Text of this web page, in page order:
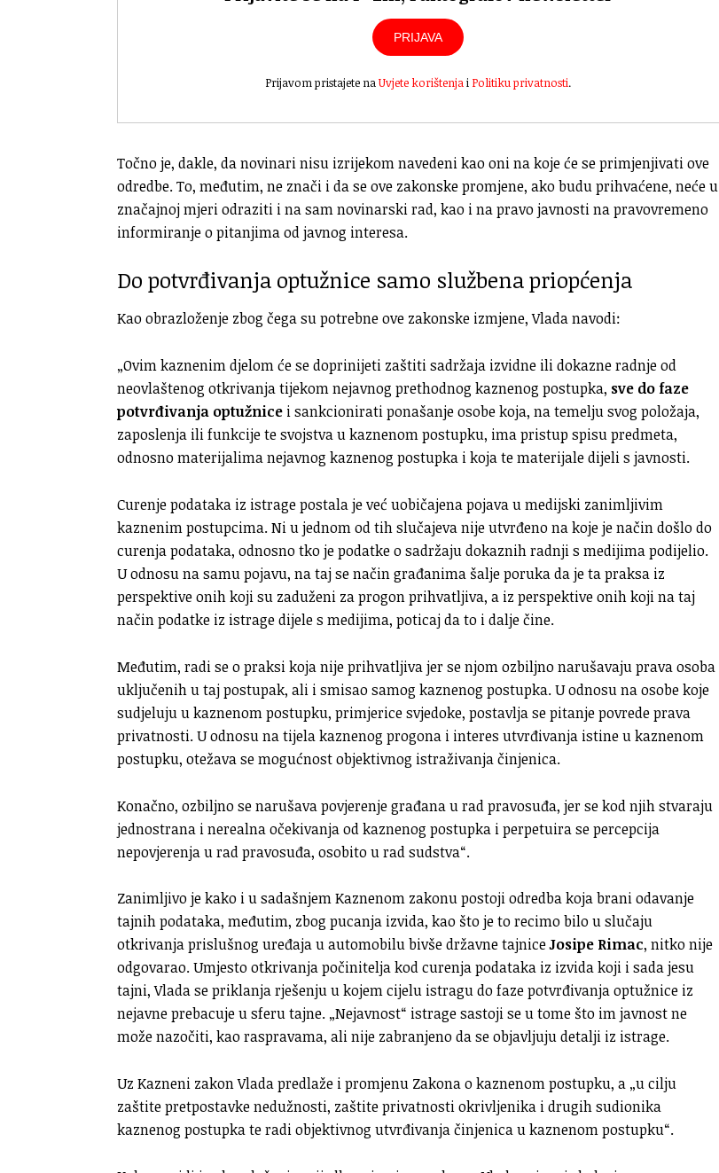
PRIJAVA
Prijavom pristajete naUvjete korištenjai Politiku privatnosti.
Točno je, dakle, da novinari nisu izrijekom navedeni kao oni na koje će se primjenjivati ove
odredbe. To, međutim, ne znači i da se ove zakonske promjene, ako budu prihvaćene, neće u
značajnoj mjeri odraziti i na sam novinarski rad, kao i na pravo javnosti na pravovremeno
informiranje o pitanjima od javnog interesa.
Do potvrđivanja optužnice samo službena priopćenja
Kao obrazloženje zbog čega su potrebne ove zakonske izmjene, Vlada navodi:
„Ovim kaznenim djelom će se doprinijeti zaštiti sadržaja izvidne ili dokazne radnje od
neovlaštenog otkrivanja tijekom nejavnog prethodnog kaznenog postupka, sve do faze
potvrđivanja optužnice i sankcionirati ponašanje osobe koja, na temelju svog položaja,
zaposlenja ili funkcije te svojstva u kaznenom postupku, ima pristup spisu predmeta,
odnosno materijalima nejavnog kaznenog postupka i koja te materijale dijeli s javnosti.
Curenje podataka iz istrage postala je već uobičajena pojava u medijski zanimljivim
kaznenim postupcima. Ni u jednom od tih slučajeva nije utvrđeno na koje je način došlo do
curenja podataka, odnosno tko je podatke o sadržaju dokaznih radnji s medijima podijelio.
U odnosu na samu pojavu, na taj se način građanima šalje poruka da je ta praksa iz
perspektive onih koji su zaduženi za progon prihvatljiva, a iz perspektive onih koji na taj
način podatke iz istrage dijele s medijima, poticaj da to i dalje čine.
Međutim, radi se o praksi koja nije prihvatljiva jer se njom ozbiljno narušavaju prava osoba
uključenih u taj postupak, ali i smisao samog kaznenog postupka. U odnosu na osobe koje
sudjeluju u kaznenom postupku, primjerice svjedoke, postavlja se pitanje povrede prava
privatnosti. U odnosu na tijela kaznenog progona i interes utvrđivanja istine u kaznenom
postupku, otežava se mogućnost objektivnog istraživanja činjenica.
Konačno, ozbiljno se narušava povjerenje građana u rad pravosuđa, jer se kod njih stvaraju
jednostrana i nerealna očekivanja od kaznenog postupka i perpetuira se percepcija
nepovjerenja u rad pravosuđa, osobito u rad sudstva“.
Zanimljivo je kako i u sadašnjem Kaznenom zakonu postoji odredba koja brani odavanje
tajnih podataka, međutim, zbog pucanja izvida, kao što je to recimo bilo u slučaju
otkrivanja prislušnog uređaja u automobilu bivše državne tajniceJosipe Rimac, nitko nije
odgovarao. Umjesto otkrivanja počinitelja kod curenja podataka iz izvida koji i sada jesu
tajni, Vlada se priklanja rješenju u kojem cijelu istragu do faze potvrđivanja optužnice iz
nejavne prebacuje u sferu tajne. „Nejavnost“ istrage sastoji se u tome što im javnost ne
može nazočiti, kao raspravama, ali nije zabranjeno da se objavljuju detalji iz istrage.
Uz Kazneni zakon Vlada predlaže i promjenu Zakona o kaznenom postupku, a „u cilju
zaštite pretpostavke nedužnosti, zaštite privatnosti okrivljenika i drugih sudionika
kaznenog postupka te radi objektivnog utvrđivanja činjenica u kaznenom postupku“.